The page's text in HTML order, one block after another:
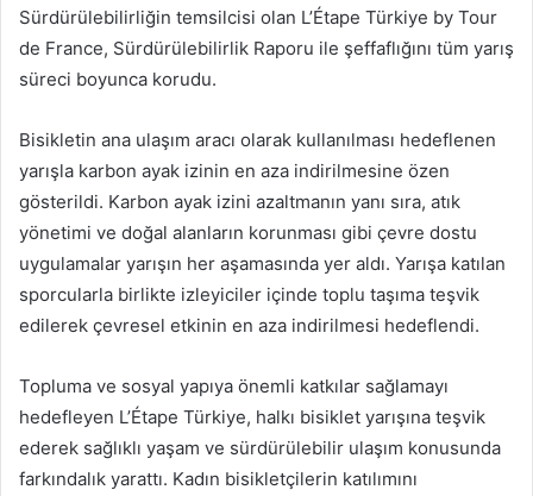
Sürdürülebilirliğin temsilcisi olan L’Étape Türkiye by Tour
de France, Sürdürülebilirlik Raporu ile şeffaflığını tüm yarış
süreci boyunca korudu.
Bisikletin ana ulaşım aracı olarak kullanılması hedeflenen
yarışla karbon ayak izinin en aza indirilmesine özen
gösterildi. Karbon ayak izini azaltmanın yanı sıra, atık
yönetimi ve doğal alanların korunması gibi çevre dostu
uygulamalar yarışın her aşamasında yer aldı. Yarışa katılan
sporcularla birlikte izleyiciler içinde toplu taşıma teşvik
edilerek çevresel etkinin en aza indirilmesi hedeflendi.
Topluma ve sosyal yapıya önemli katkılar sağlamayı
hedefleyen L’Étape Türkiye, halkı bisiklet yarışına teşvik
ederek sağlıklı yaşam ve sürdürülebilir ulaşım konusunda
farkındalık yarattı. Kadın bisikletçilerin katılımını